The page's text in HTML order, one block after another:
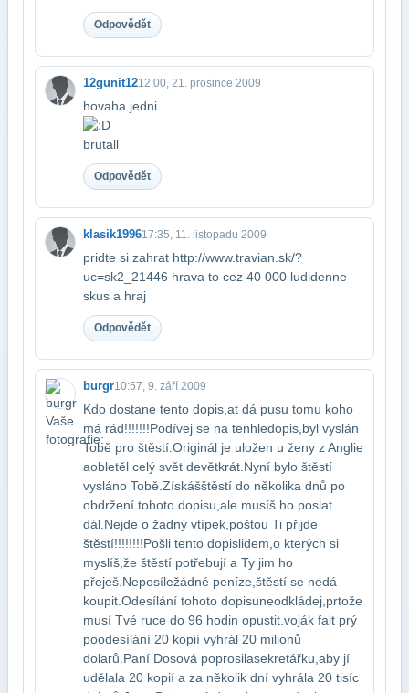
Odpovědět
12gunit1212:00, 21. prosince 2009
hovaha jedni
brutall
Odpovědět
klasik199617:35, 11. listopadu 2009
pridte si zahrat http://www.travian.sk/?
uc=sk2_21446 hrava to cez 40 000 ludi​denne
skus a hraj
Odpovědět
burgr10:57, 9. září 2009
Kdo dostane tento dopis,at dá pusu tomu koho
má rád!!!!!!!Podívej se na tenhle​dopis,byl vyslán
Tobě pro štěstí.Originál je uložen u ženy z Anglie
a​obletěl celý svět devětkrát.Nyní bylo štěstí
vysláno Tobě.Získáš​štěstí do několika dnů po
obdržení tohoto dopisu,ale musíš ho poslat​
dál.Nejde o žadný vtípek,poštou Ti přijde
štěstí!!!!!!!!Pošli tento dopis​lidem,o kterých si
myslíš,že štěstí potřebují a Ty jim ho
přeješ.Neposíle​žádné peníze,štěstí se nedá
koupit.Odesílání tohoto dopisu​neodkládej,prtože
musí Tvé ruce do 96 hodin opustit.voják falt prý
po​odesílání 20 kopií vyhrál 20 milionů
dolarů.Paní Dosová poprosila​sekretářku,aby jí
udělala 20 kopií a za několik dní vyhrála 20 tisíc​